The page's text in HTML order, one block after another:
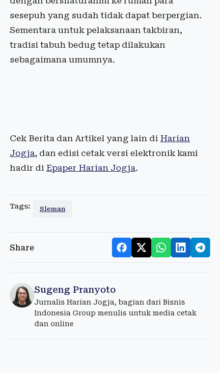
sesepuh yang sudah tidak dapat berpergian.
Sementara untuk pelaksanaan takbiran,
tradisi tabuh bedug tetap dilakukan
sebagaimana umumnya.
Cek Berita dan Artikel yang lain di Harian
Jogja, dan edisi cetak versi elektronik kami
hadir di Epaper Harian Jogja.
Tags: Sleman
Share
Sugeng Pranyoto
Jurnalis Harian Jogja, bagian dari Bisnis
Indonesia Group menulis untuk media cetak
dan online